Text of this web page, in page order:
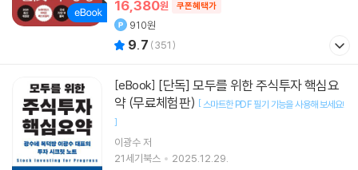
16,380원 쿠폰혜택가
910원
9.7 (351)
[eBook]
약 (무료체험판) [스마트한 PDF 필기 기능을 사용해 보세요!
]
이광수저
21세기북스
2025.12.29.